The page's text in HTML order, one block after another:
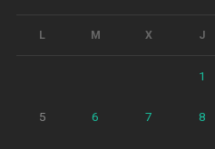
L M X J
1
5 6 7 8